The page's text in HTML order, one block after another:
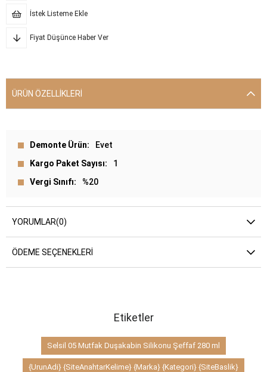
İstek Listeme Ekle
Fiyat Düşünce Haber Ver
ÜRÜN ÖZELLIKLERI
Demonte Ürün
Evet
Kargo Paket Sayısı
1
Vergi Sınıfı
%20
YORUMLAR(0)
ÖDEME SEÇENEKLERI
Etiketler
Selsil 05 Mutfak Duşakabin Silikonu Şeffaf 280 ml
{UrunAdi} {SiteAnahtarKelime} {Marka} {Kategori} {SiteBaslik}